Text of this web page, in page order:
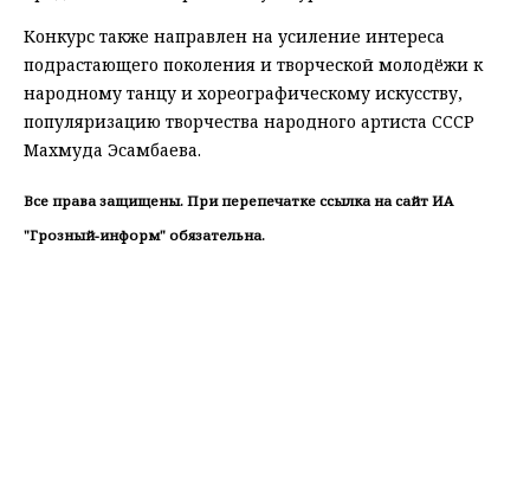
Конкурс также направлен на усиление интереса
подрастающего поколения и творческой молодёжи к
народному танцу и хореографическому искусству,
популяризацию творчества народного артиста СССР
Махмуда Эсамбаева.
Все права защищены. При перепечатке ссылка на сайт ИА
"Грозный-информ" обязательна.